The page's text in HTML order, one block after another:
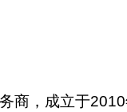
商，成立于